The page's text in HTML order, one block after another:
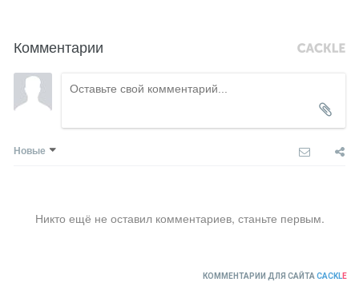
Комментарии
Новые
Никто ещё не оставил комментариев, станьте первым.
КОММЕНТАРИИ ДЛЯ САЙТА CACKLE